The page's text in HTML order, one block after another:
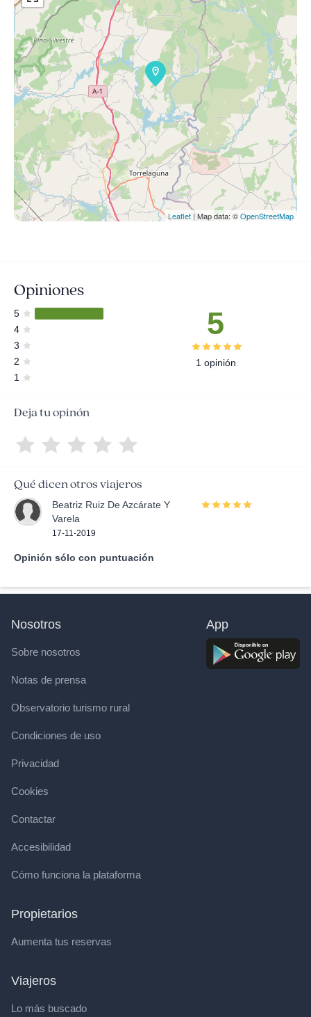
Leaflet | Map data: ©OpenStreetMap
Opiniones
5
4
3
2
1
5
1 opinión
Deja tu opinón
Qué dicen otros viajeros
Beatriz Ruiz De Azcárate Y
Varela
17-11-2019
Opinión sólo con puntuación
Nosotros
Sobre nosotros
Notas de prensa
Observatorio turismo rural
Condiciones de uso
Privacidad
Cookies
Contactar
Accesibilidad
Cómo funciona la plataforma
Propietarios
Aumenta tus reservas
Viajeros
Lo más buscado
App